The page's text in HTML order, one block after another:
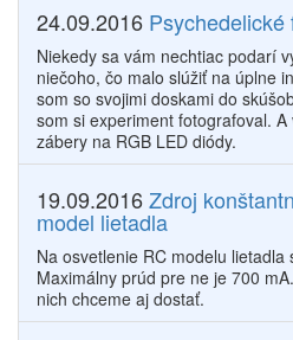
24.09.2016
Niekedy sa vám nechtiac podarí
niečoho, čo malo slúžiť na úplne
som so svojimi doskami do
som si experiment fotografoval.
zábery na RGB LED diódy.
19.09.2016Zdroj
model lietadla
Na osvetlenie RC modelu lietadla
Maximálny prúd pre ne je 700
nich chceme aj dostať.